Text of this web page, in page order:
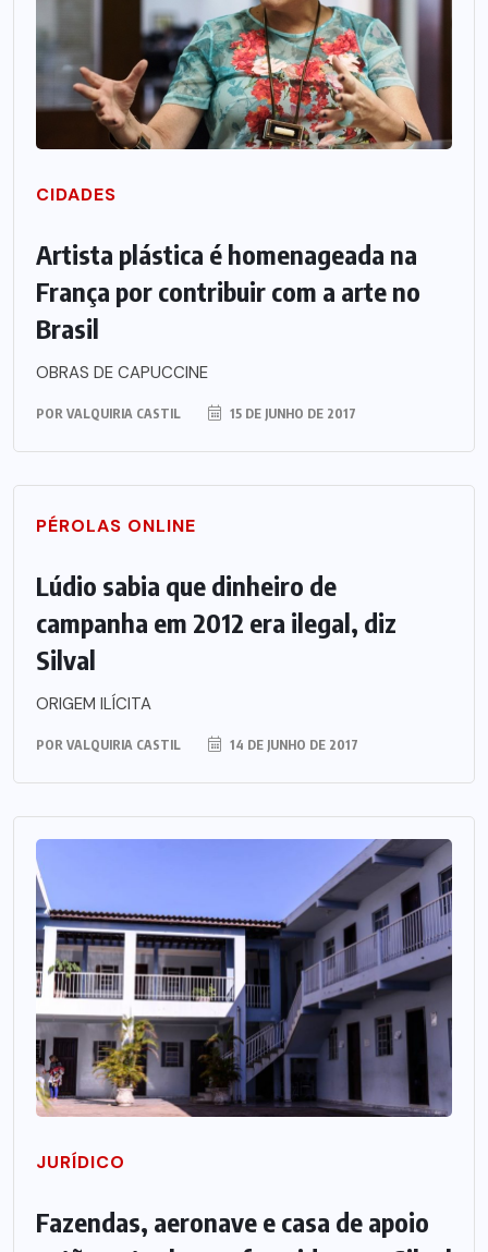
CIDADES
Artista plástica é homenageada na
França por contribuir com a arte no
Brasil
OBRAS DE CAPUCCINE
POR VALQUIRIA CASTIL 15 DE JUNHO DE 2017
PÉROLAS ONLINE
Lúdio sabia que dinheiro de
campanha em 2012 era ilegal, diz
Silval
ORIGEM ILÍCITA
POR VALQUIRIA CASTIL 14 DE JUNHO DE 2017
JURÍDICO
Fazendas, aeronave e casa de apoio